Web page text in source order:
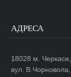
АДРЕСА
18028 м. Черкаси,
вул.